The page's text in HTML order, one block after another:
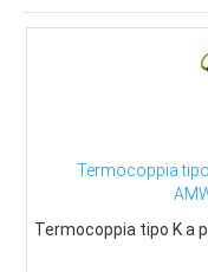
Termocoppia
Termocoppia tipo K a